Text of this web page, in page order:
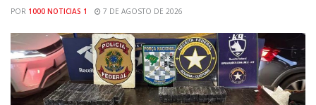
POR 1000 NOTICIAS 1 7 DE AGOSTO DE 2026